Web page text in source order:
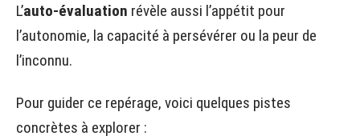
L’auto-évaluation révèle aussi l’appétit pour
l’autonomie, la capacité à persévérer ou la peur de
l’inconnu.
Pour guider ce repérage, voici quelques pistes
concrètes à explorer :